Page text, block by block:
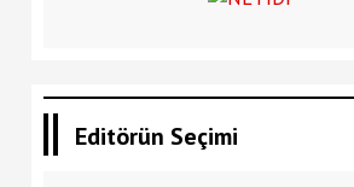
Editörün Seçimi